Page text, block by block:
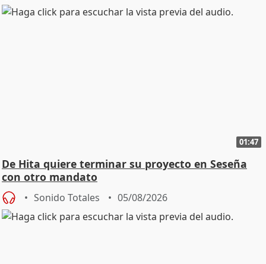
01:47
De Hita quiere terminar su proyecto en Seseña
con otro mandato
Sonido Totales 05/08/2026